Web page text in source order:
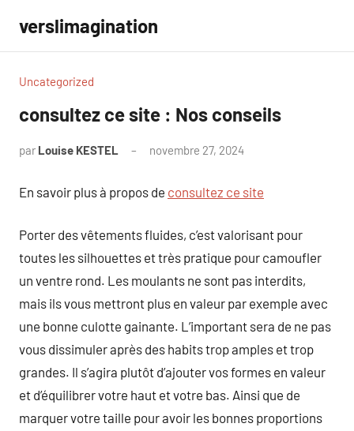
contenu
verslimagination
Uncategorized
consultez ce site : Nos conseils
par Louise KESTEL novembre 27, 2024
En savoir plus à propos de consultez ce site
Porter des vêtements fluides, c’est valorisant pour
toutes les silhouettes et très pratique pour camoufler
un ventre rond. Les moulants ne sont pas interdits,
mais ils vous mettront plus en valeur par exemple avec
une bonne culotte gainante. L’important sera de ne pas
vous dissimuler après des habits trop amples et trop
grandes. Il s’agira plutôt d’ajouter vos formes en valeur
et d’équilibrer votre haut et votre bas. Ainsi que de
marquer votre taille pour avoir les bonnes proportions